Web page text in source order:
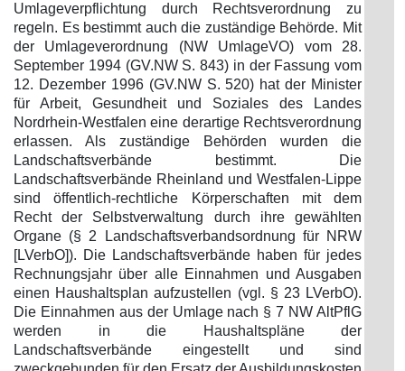
Umlageverpflichtung durch Rechtsverordnung zu
regeln. Es bestimmt auch die zuständige Behörde. Mit
der Umlageverordnung (NW UmlageVO) vom 28.
September 1994 (GV.NW S. 843) in der Fassung vom
12. Dezember 1996 (GV.NW S. 520) hat der Minister
für Arbeit, Gesundheit und Soziales des Landes
Nordrhein-Westfalen eine derartige Rechtsverordnung
erlassen. Als zuständige Behörden wurden die
Landschaftsverbände bestimmt. Die
Landschaftsverbände Rheinland und Westfalen-Lippe
sind öffentlich-rechtliche Körperschaften mit dem
Recht der Selbstverwaltung durch ihre gewählten
Organe (§ 2 Landschaftsverbandsordnung für NRW
[LVerbO]). Die Landschaftsverbände haben für jedes
Rechnungsjahr über alle Einnahmen und Ausgaben
einen Haushaltsplan aufzustellen (vgl. § 23 LVerbO).
Die Einnahmen aus der Umlage nach § 7 NW AltPflG
werden in die Haushaltspläne der
Landschaftsverbände eingestellt und sind